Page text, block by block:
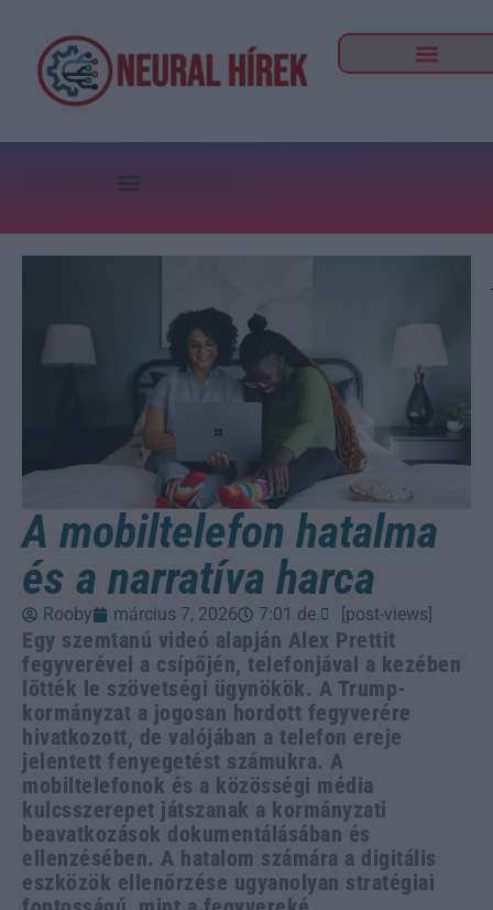
A mobiltelefon hatalma
és a narratíva harca
Rooby március 7, 2026 7:01 de. [post-views]
Egy szemtanú videó alapján Alex Prettit
fegyverével a csípőjén, telefonjával a kezében
lőtték le szövetségi ügynökök. A Trump-
kormányzat a jogosan hordott fegyverére
hivatkozott, de valójában a telefon ereje
jelentett fenyegetést számukra. A
mobiltelefonok és a közösségi média
kulcsszerepet játszanak a kormányzati
beavatkozások dokumentálásában és
ellenzésében. A hatalom számára a digitális
eszközök ellenőrzése ugyanolyan stratégiai